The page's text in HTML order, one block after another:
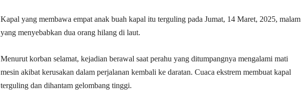
Kapal yang membawa empat anak buah kapal itu terguling pada Jumat, 14 Maret, 2025, malam
yang menyebabkan dua orang hilang di laut.
Menurut korban selamat, kejadian berawal saat perahu yang ditumpangnya mengalami mati
mesin akibat kerusakan dalam perjalanan kembali ke daratan. Cuaca ekstrem membuat kapal
terguling dan dihantam gelombang tinggi.